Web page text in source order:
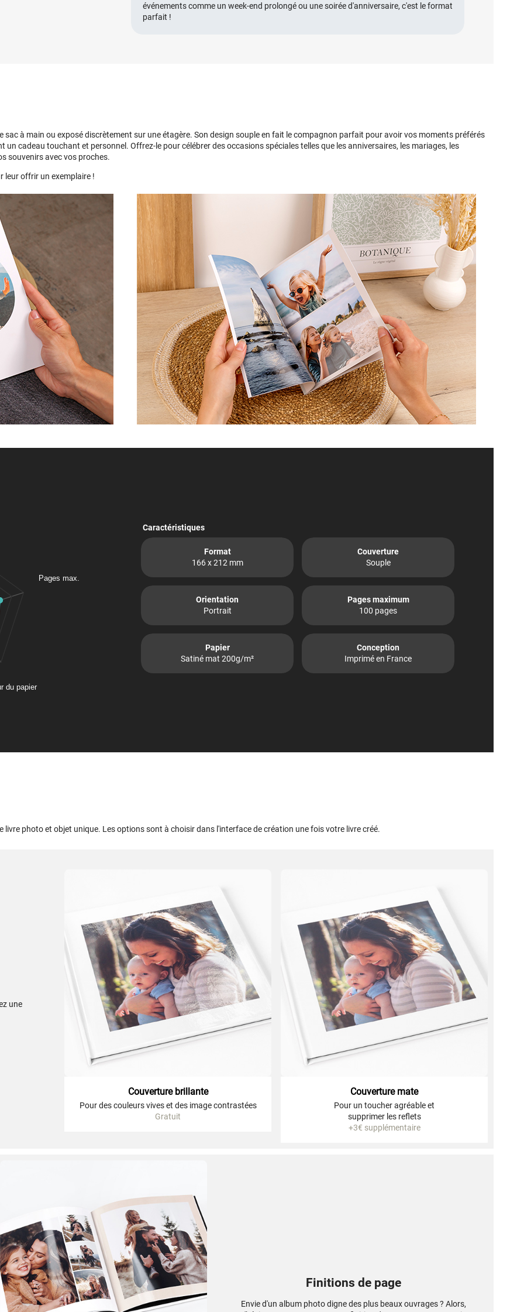
événements comme un week-end prolongé ou une soirée d'anniversaire, c'est le format
parfait !
à main ou exposé discrètement sur une étagère. Son design souple en fait le compagnon parfait pour avoir vos moments préférés
cadeau touchant et personnel. Offrez-le pour célébrer des occasions spéciales telles que les anniversaires, les mariages, les
souvenirs avec vos proches.
leur offrir un exemplaire !
Pages max.
du papier
Caractéristiques
Format
166 x 212 mm
Couverture
Souple
Orientation
Portrait
Pages maximum
100 pages
Papier
Satiné mat 200g/m²
Conception
Imprimé en France
photo et objet unique. Les options sont à choisir dans l'interface de création une fois votre livre créé.
une
Couverture brillante
Pour des couleurs vives et des image contrastées
Gratuit
Couverture mate
Pour un toucher agréable et
supprimer les reflets
+3€ supplémentaire
Finitions de page
Envie d'un album photo digne des plus beaux ouvrages ? Alors,